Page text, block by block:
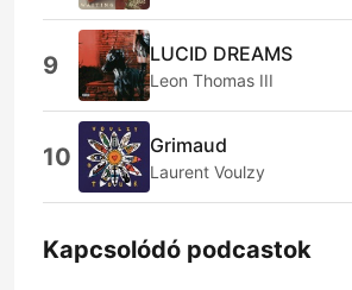
9 LUCID DREAMS
Leon Thomas III
10 Grimaud
Laurent Voulzy
Kapcsolódó podcastok